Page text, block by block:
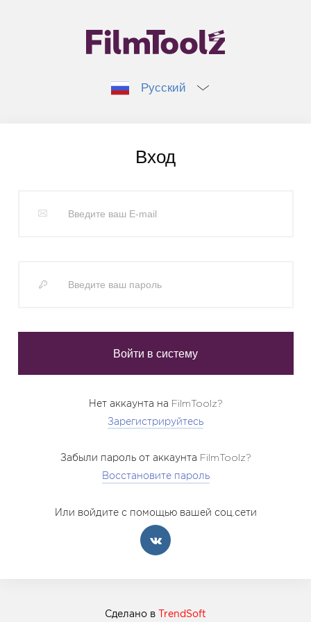
Русский
Вход
Нет аккаунта на FilmToolz?
Зарегистрируйтесь
Забыли пароль от аккаунта FilmToolz?
Восстановите пароль
Или войдите с помощью вашей соц.сети
Сделано в TrendSoft